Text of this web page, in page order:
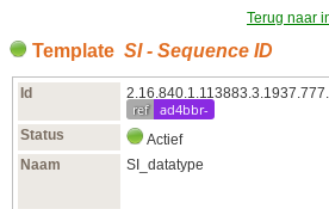
Terug naar
Template SI - Sequence ID
Id
ref ad4bbr-
Status Actief
Naam
SI_datatype